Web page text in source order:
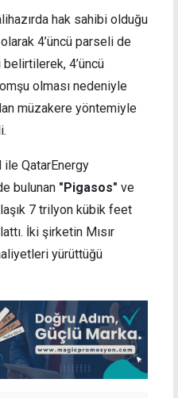
hak sahibi olduğu
4’üncü parseli de
4’üncü
olması nedeniyle
müzakere yöntemiyle
ile QatarEnergy
bulunan "Pigasos" ve
7 trilyon kübik feet
İki şirketin Mısır
yürüttüğü